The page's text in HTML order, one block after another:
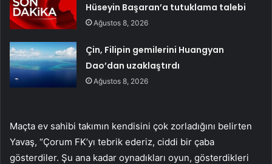
Hüseyin Başaran’a tutuklama talebi
Ağustos 8, 2026
Çin, Filipin gemilerini Huangyan
Dao’dan uzaklaştırdı
Ağustos 8, 2026
Maçta ev sahibi takımın kendisini çok zorladığını belirten
Yavaş, “Çorum FK’yı tebrik ederiz, ciddi bir çaba
gösterdiler. Şu ana kadar oynadıkları oyun, gösterdikleri